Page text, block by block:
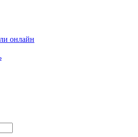
онлайн